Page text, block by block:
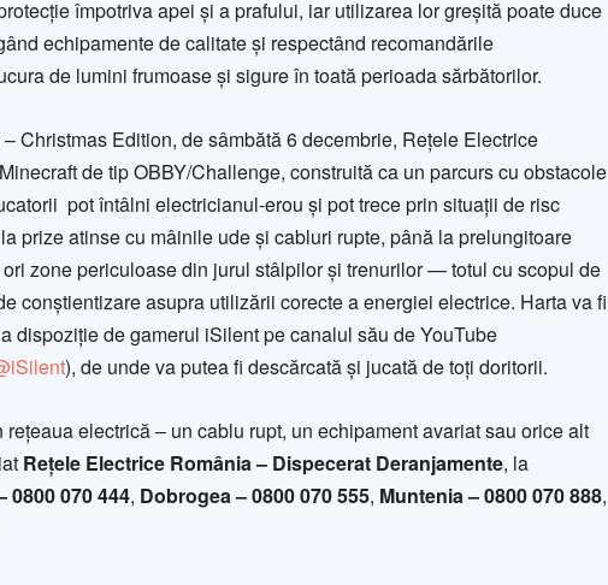
împotriva apei și a prafului, iar utilizarea lor greșită poate duce
echipamente de calitate și respectând recomandările
de lumini frumoase și sigure în toată perioada sărbătorilor.
Christmas Edition, de sâmbătă 6 decembrie, Rețele Electrice
de tip OBBY/Challenge, construită ca un parcurs cu obstacole
pot întâlni electricianul-erou și pot trece prin situații de risc
prize atinse cu mâinile ude și cabluri rupte, până la prelungitoare
zone periculoase din jurul stâlpilor și trenurilor — totul cu scopul de
conștientizare asupra utilizării corecte a energiei electrice. Harta va fi
dispoziție de gamerul iSilent pe canalul său de YouTube
), de unde va putea fi descărcată și jucată de toți doritorii.
electrică – un cablu rupt, un echipament avariat sau orice alt
Rețele Electrice România – Dispecerat Deranjamente, la
0800 070 444, Dobrogea – 0800 070 555, Muntenia – 0800 070 888,